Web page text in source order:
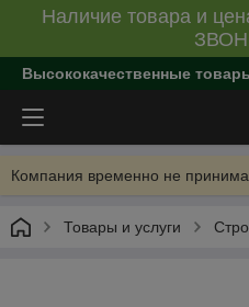
Наличие товара и
Высококачественные
Компания временно не
Товары и услуги